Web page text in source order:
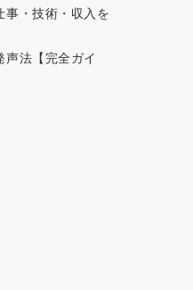
事・技術・収入を
声法【完全ガイ